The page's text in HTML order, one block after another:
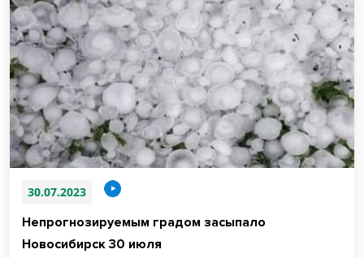
30.07.2023
Непрогнозируемым градом засыпало
Новосибирск 30 июля